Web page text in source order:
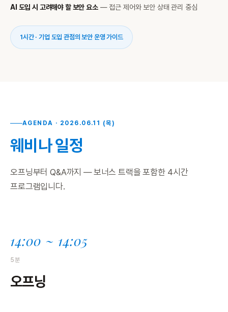
AI 도입 시 고려해야 할 보안 요소— 접근 제어와 보안 상태 관리 중심
1시간 · 기업 도입 관점의 보안 운영 가이드
AGENDA · 2026.06.11 (목)
웨비나 일정
오프닝부터 Q&A까지 — 보너스 트랙을 포함한 4시간
프로그램입니다.
14:00 ~ 14:05
5분
오프닝